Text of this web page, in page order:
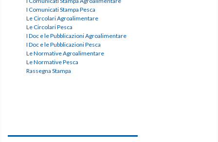
I Comunicati Stampa Pesca
Le Circolari Agroalimentare
Le Circolari Pesca
I Doc e le Pubblicazioni Agroalimentare
I Doc e le Pubblicazioni Pesca
Le Normative Agroalimentare
Le Normative Pesca
Rassegna Stampa